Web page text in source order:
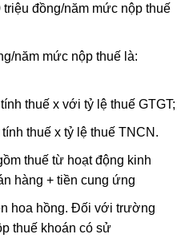
đồng/năm mức nộp thuế
năm mức nộp thuế là:
thuế x với tỷ lệ thuế GTGT;
thuế x tỷ lệ thuế TNCN.
thuế từ hoạt động kinh
hàng + tiền cung ứng
hoa hồng. Đối với trường
thuế khoán có sử